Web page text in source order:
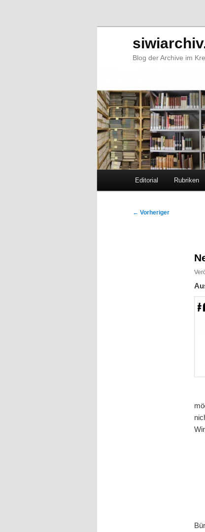
Blog der Archive im
Zum
Zum
Editorial Rubriken
Beitragsnavigation
← Vorheriger
Wir